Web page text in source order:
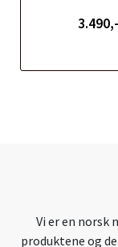
3.490,-
Vi er en norsk
produktene og